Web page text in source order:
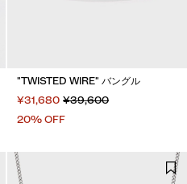
"TWISTED WIRE" バングル
¥31,680 ¥39,600
20% OFF